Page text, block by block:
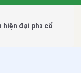
hiện đại pha cổ